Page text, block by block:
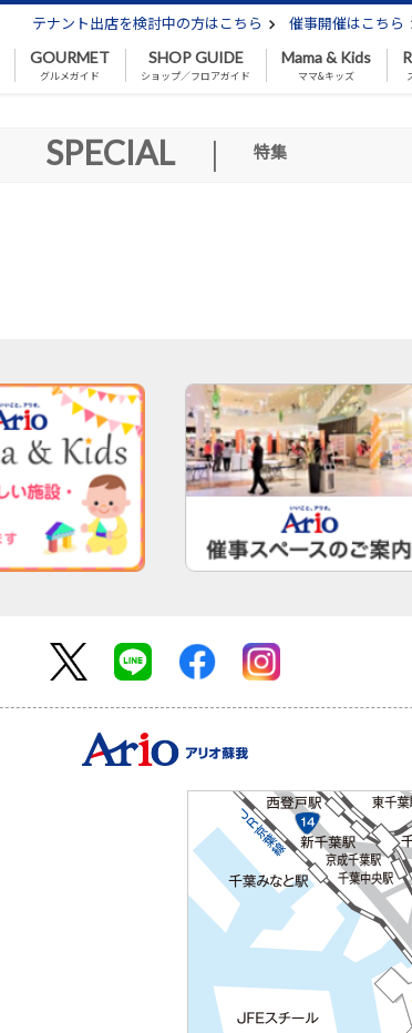
テナント出店を検討中の方はこちら 催事開催はこちら
GOURMET
グルメガイド
SHOP GUIDE
ショップ／フロアガイド
Mama & Kids
ママ&キッズ
SPECIAL | 特集